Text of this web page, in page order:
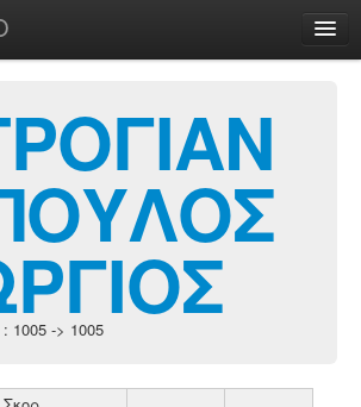
: 1005 -> 1005